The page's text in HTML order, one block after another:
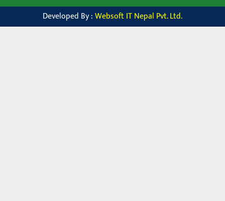
Developed By :Websoft IT Nepal Pvt. Ltd.